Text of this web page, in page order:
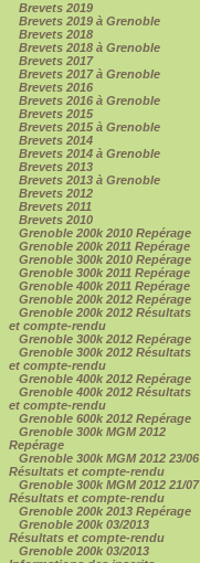
Brevets 2019
Brevets 2019 à Grenoble
Brevets 2018
Brevets 2018 à Grenoble
Brevets 2017
Brevets 2017 à Grenoble
Brevets 2016
Brevets 2016 à Grenoble
Brevets 2015
Brevets 2015 à Grenoble
Brevets 2014
Brevets 2014 à Grenoble
Brevets 2013
Brevets 2013 à Grenoble
Brevets 2012
Brevets 2011
Brevets 2010
Grenoble 200k 2010 Repérage
Grenoble 200k 2011 Repérage
Grenoble 300k 2010 Repérage
Grenoble 300k 2011 Repérage
Grenoble 400k 2011 Repérage
Grenoble 200k 2012 Repérage
Grenoble 200k 2012 Résultats
et compte-rendu
Grenoble 300k 2012 Repérage
Grenoble 300k 2012 Résultats
et compte-rendu
Grenoble 400k 2012 Repérage
Grenoble 400k 2012 Résultats
et compte-rendu
Grenoble 600k 2012 Repérage
Grenoble 300k MGM 2012
Repérage
Grenoble 300k MGM 2012 23/06
Résultats et compte-rendu
Grenoble 300k MGM 2012 21/07
Résultats et compte-rendu
Grenoble 200k 2013 Repérage
Grenoble 200k 03/2013
Résultats et compte-rendu
Grenoble 200k 03/2013